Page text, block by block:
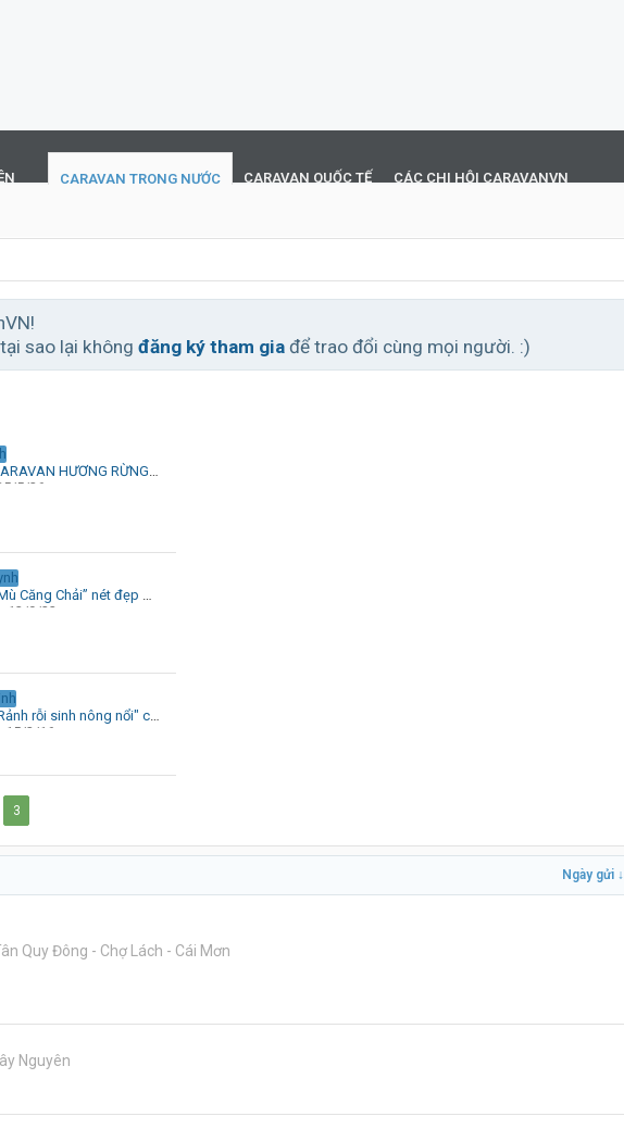
CARAVAN TRONG NƯỚC CARAVAN QUỐC TẾ CÁC CHI HỘI CARAVANVN
sao lại không đăng ký tham gia để trao đổi cùng mọi người. :)
HƯƠNG RỪNG - SẮC BIỂN 2026
5/26
Căng Chải” nét đẹp giữa núi rừng Tây Bắc
12/9/22
rỗi sinh nông nổi" của Tư Ếch và chuyến đi Sadec ngắm hoa 31/1/2016
15/2/16
3
Ngày gửi ↓
Quy Đông - Chợ Lách - Cái Mơn
Nguyên